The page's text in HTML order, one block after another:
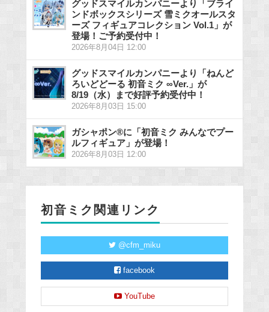
グッドスマイルカンパニーより「ブライ
ンドボックスシリーズ 雪ミクオールスタ
ーズ フィギュアコレクション Vol.1」が
登場！ご予約受付中！
2026年8月04日 12:00
グッドスマイルカンパニーより「ねんど
ろいどどーる 初音ミク ∞Ver.」が
8/19（水）まで好評予約受付中！
2026年8月03日 15:00
ガシャポン®に「初音ミク みんなでプー
ルフィギュア」が登場！
2026年8月03日 12:00
初音ミク関連リンク
@cfm_miku
facebook
YouTube